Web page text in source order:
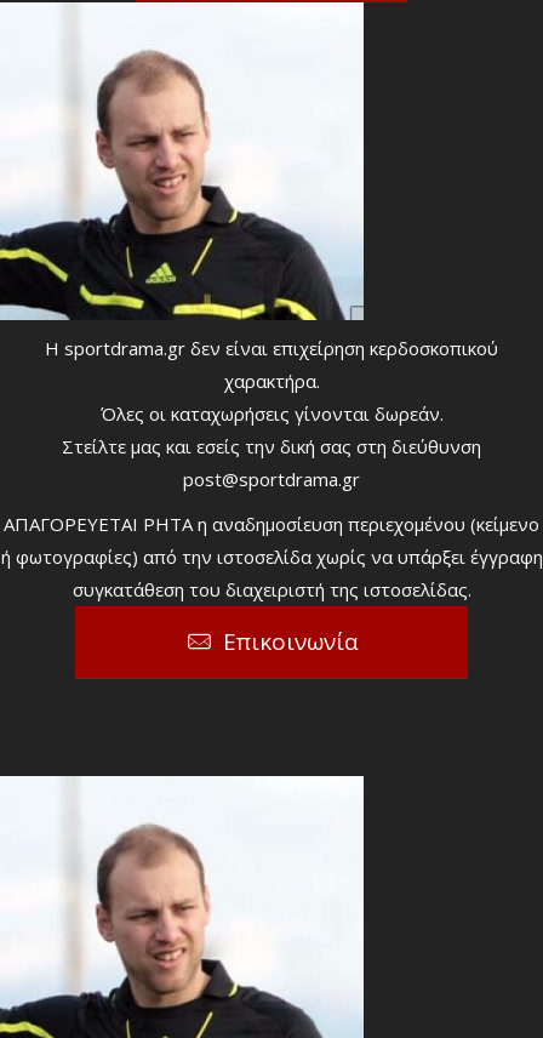
Η sportdrama.gr δεν είναι επιχείρηση κερδοσκοπικού
χαρακτήρα.
Όλες οι καταχωρήσεις γίνονται δωρεάν.
Στείλτε μας και εσείς την δική σας στη διεύθυνση
post@sportdrama.gr
ΑΠΑΓΟΡΕΥΕΤΑΙ ΡΗΤΑ η αναδημοσίευση περιεχομένου (κείμενο
ή φωτογραφίες) από την ιστοσελίδα χωρίς να υπάρξει έγγραφη
συγκατάθεση του διαχειριστή της ιστοσελίδας.
Επικοινωνία